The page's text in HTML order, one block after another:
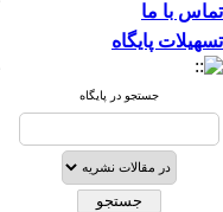
تماس با ما
تسهیلات پایگاه
جستجو در پایگاه